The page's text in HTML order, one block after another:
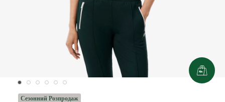
Сезонний Розпродаж